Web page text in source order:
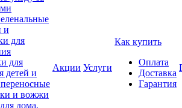
и
для
для
детей и
и вожжи
дома,
Акции Услуги
Как купить
Оплата
Доставка
Гарантия